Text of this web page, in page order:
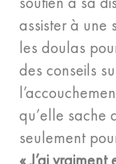
assister à une
les doulas
des conseils
qu’elle sache
seulement
« J’ai vraiment